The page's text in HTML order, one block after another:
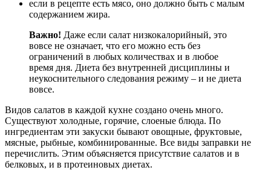
если в рецепте есть мясо, оно должно быть с малым
содержанием жира.
Важно! Даже если салат низкокалорийный, это
вовсе не означает, что его можно есть без
ограничений в любых количествах и в любое
время дня. Диета без внутренней дисциплины и
неукоснительного следования режиму – и не диета
вовсе.
Видов салатов в каждой кухне создано очень много.
Существуют холодные, горячие, слоеные блюда. По
ингредиентам эти закуски бывают овощные, фруктовые,
мясные, рыбные, комбинированные. Все виды заправки не
перечислить. Этим объясняется присутствие салатов и в
белковых, и в протеиновых диетах.